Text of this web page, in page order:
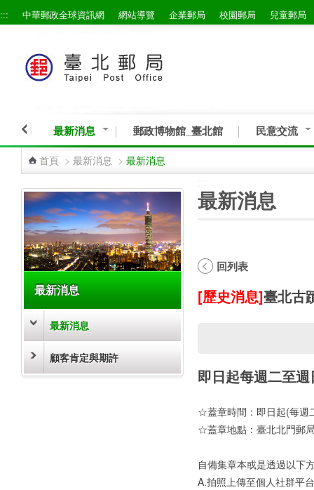
跳到主要內容區塊
::: 中華郵政全球資訊網 網站導覽 企業郵局 校園郵局 兒童郵局
最新消息 郵政博物館_臺北館 民意交流
首頁 > 最新消息 > 最新消息
最新消息
最新消息
顧客肯定與期許
最新消息
回列表
[歷史消息]臺北古
即日起每週二至
☆蓋章時間：即日起(每週
☆蓋章地點：臺北北門郵
自備集章本或是透過以下
A.拍照上傳至個人社群平